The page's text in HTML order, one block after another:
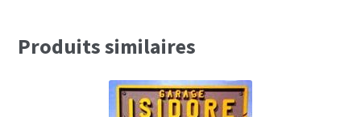
Produits similaires